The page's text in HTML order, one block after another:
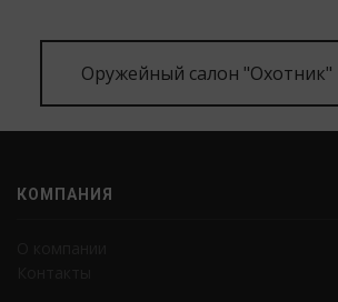
Оружейный салон
КОМПАНИЯ